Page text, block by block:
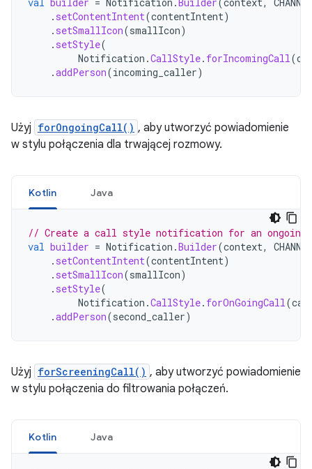
. setContentIntent(contentIntent)
. setSmallIcon(smallIcon)
. setStyle(
Notification .CallStyle. forIncomingCall (
.addPerson(incoming_caller)
Użyj forOngoingCall() , aby utworzyć powiadomienie
w stylu połączenia dla trwającej rozmowy.
Kotlin Java
// Create a call style notification for an
val builder = Notification .Builder(context,
. setContentIntent(contentIntent)
. setSmallIcon(smallIcon)
. setStyle(
Notification .CallStyle. forOnGoingCall (
.addPerson(second_caller)
Użyj forScreeningCall() , aby utworzyć powiadomienie
w stylu połączenia do filtrowania połączeń.
Kotlin Java